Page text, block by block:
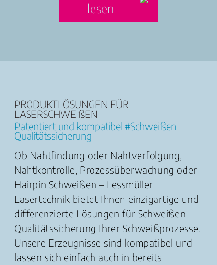
lesen
PRODUKTLÖSUNGEN FÜR
LASERSCHWEIßEN
Patentiert und kompatibel #Schweißen
Qualitätssicherung
Ob Nahtfindung oder Nahtverfolgung,
Nahtkontrolle, Prozessüberwachung oder
Hairpin Schweißen – Lessmüller
Lasertechnik bietet Ihnen einzigartige und
differenzierte Lösungen für Schweißen
Qualitätssicherung Ihrer Schweißprozesse.
Unsere Erzeugnisse sind kompatibel und
lassen sich einfach auch in bereits